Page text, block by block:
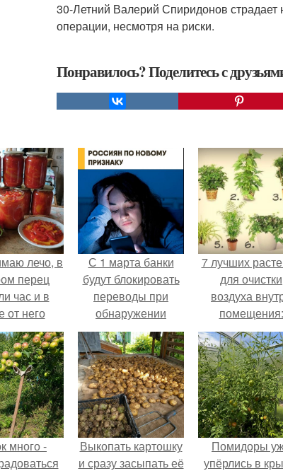
30-Летний Валерий Спиридонов
операции, несмотря на риски.
Понравилось? Поделитесь с
лечо, в
перец
час и в
от него
одни
С 1 марта банки
будут блокировать
переводы при
обнаружении
вируса.
7 лучших
для очистки
воздуха
помещения:
много -
Выкопать картошку
и сразу засыпать её
Помидоры
упёрлись в